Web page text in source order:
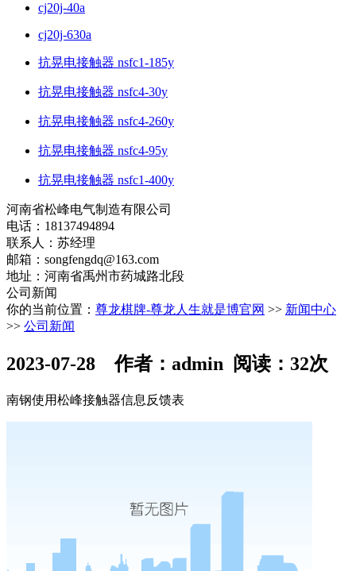
cj20j-40a
cj20j-630a
抗晃电接触器 nsfc1-185y
抗晃电接触器 nsfc4-30y
抗晃电接触器 nsfc4-260y
抗晃电接触器 nsfc4-95y
抗晃电接触器 nsfc1-400y
河南省松峰电气制造有限公司
电话：18137494894
联系人：苏经理
邮箱： songfengdq@163.com
地址：河南省禹州市药城路北段
公司新闻
你的当前位置： 尊龙棋牌-尊龙人生就是博官网 >> 新闻中心
>> 公司新闻
2023-07-28 作者：admin 阅读：32次
南钢使用松峰接触器信息反馈表